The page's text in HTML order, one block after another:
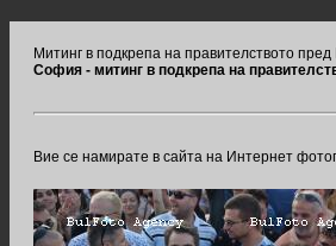
Митинг в подкрепа на правителството
София - митинг в подкрепа на
Вие се намирате в сайта на Интернет